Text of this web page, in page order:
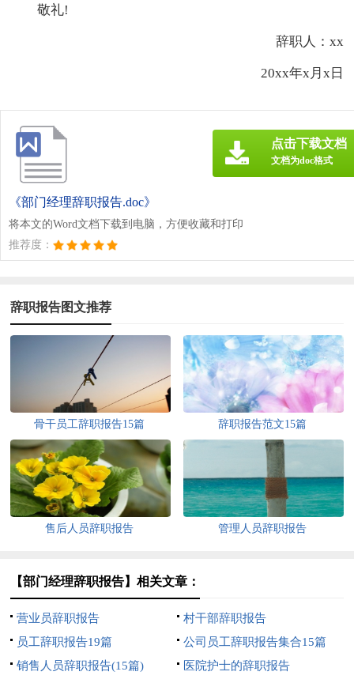
敬礼!
辞职人：xx
20xx年x月x日
《部门经理辞职报告.doc》
将本文的Word文档下载到电脑，方便收藏和打印
推荐度：
点击下载文档
文档为doc格式
辞职报告图文推荐
骨干员工辞职报告15篇 辞职报告范文15篇
售后人员辞职报告 管理人员辞职报告
【部门经理辞职报告】相关文章：
营业员辞职报告
村干部辞职报告
员工辞职报告19篇
公司员工辞职报告集合15篇
销售人员辞职报告(15篇)
医院护士的辞职报告